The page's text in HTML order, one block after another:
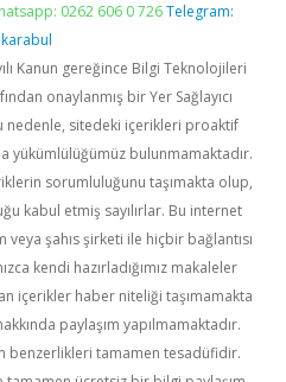
0262 606 0 726 Telegram:
Kanun gereğince Bilgi Teknolojileri
onaylanmış bir Yer Sağlayıcı
nedenle, sitedeki içerikleri proaktif
yükümlülüğümüz bulunmamaktadır.
sorumluluğunu taşımakta olup,
kabul etmiş sayılırlar. Bu internet
şahıs şirketi ile hiçbir bağlantısı
kendi hazırladığımız makaleler
içerikler haber niteliği taşımamakta
paylaşım yapılmamaktadır.
benzerlikleri tamamen tesadüfidir.